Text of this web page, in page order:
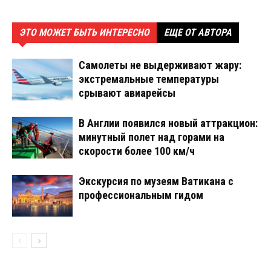
ЭТО МОЖЕТ БЫТЬ ИНТЕРЕСНО ЕЩЕ ОТ АВТОРА
Самолеты не выдерживают жару:
экстремальные температуры
срывают авиарейсы
В Англии появился новый аттракцион:
минутный полет над горами на
скорости более 100 км/ч
Экскурсия по музеям Ватикана с
профессиональным гидом